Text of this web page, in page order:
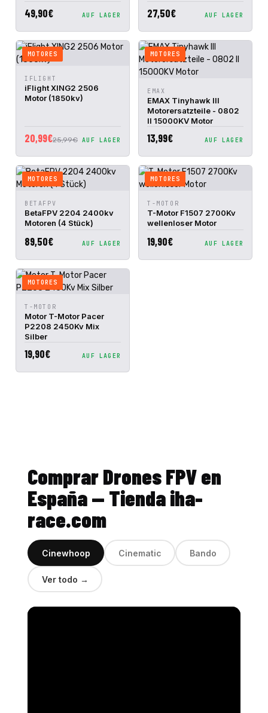
49,90€ AUF LAGER 27,50€ AUF LAGER
MOTORES
SCHNELLANSICHT
WARENKORB
IFLIGHT
iFlight XING2 2506
Motor (1850kv)
20,99€25,99€ AUF LAGER
MOTORES
SCHNELLANSICHT
WARENKORB
EMAX
EMAX Tinyhawk III
Motorersatzteile - 0802
II 15000KV Motor
13,99€ AUF LAGER
MOTORES
SCHNELLANSICHT
WARENKORB
BETAFPV
BetaFPV 2204 2400kv
Motoren (4 Stück)
89,50€ AUF LAGER
MOTORES
SCHNELLANSICHT
WARENKORB
T-MOTOR
T-Motor F1507 2700Kv
wellenloser Motor
19,90€ AUF LAGER
MOTORES
SCHNELLANSICHT
WARENKORB
T-MOTOR
Motor T-Motor Pacer
P2208 2450Kv Mix
Silber
19,90€ AUF LAGER
Comprar Drones FPV en
España — Tienda iha-
race.com
Cinewhoop Cinematic Bando
Ver todo →